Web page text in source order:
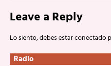
Leave a Reply
Lo siento, debes estarconectado
Radio